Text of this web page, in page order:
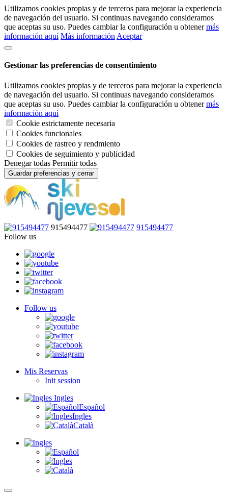
Utilizamos cookies propias y de terceros para mejorar la experiencia
de navegación del usuario. Si continuas navegando consideramos
que aceptas su uso. Puedes cambiar la configuración u obtenermás
información aquí Más información Aceptar
Gestionar las preferencias de consentimiento
Utilizamos cookies propias y de terceros para mejorar la experiencia
de navegación del usuario. Si continuas navegando consideramos
que aceptas su uso. Puedes cambiar la configuración u obtenermás
información aquí
Cookie estrictamente necesaria
Cookies funcionales
Cookies de rastreo y rendmiento
Cookies de seguimiento y publicidad
Denegar todas Permitir todas
Guardar preferencias y cerrar
915494477
915494477
Follow us
Follow us
Mis Reservas
Init session
Ingles
Español
Ingles
Català